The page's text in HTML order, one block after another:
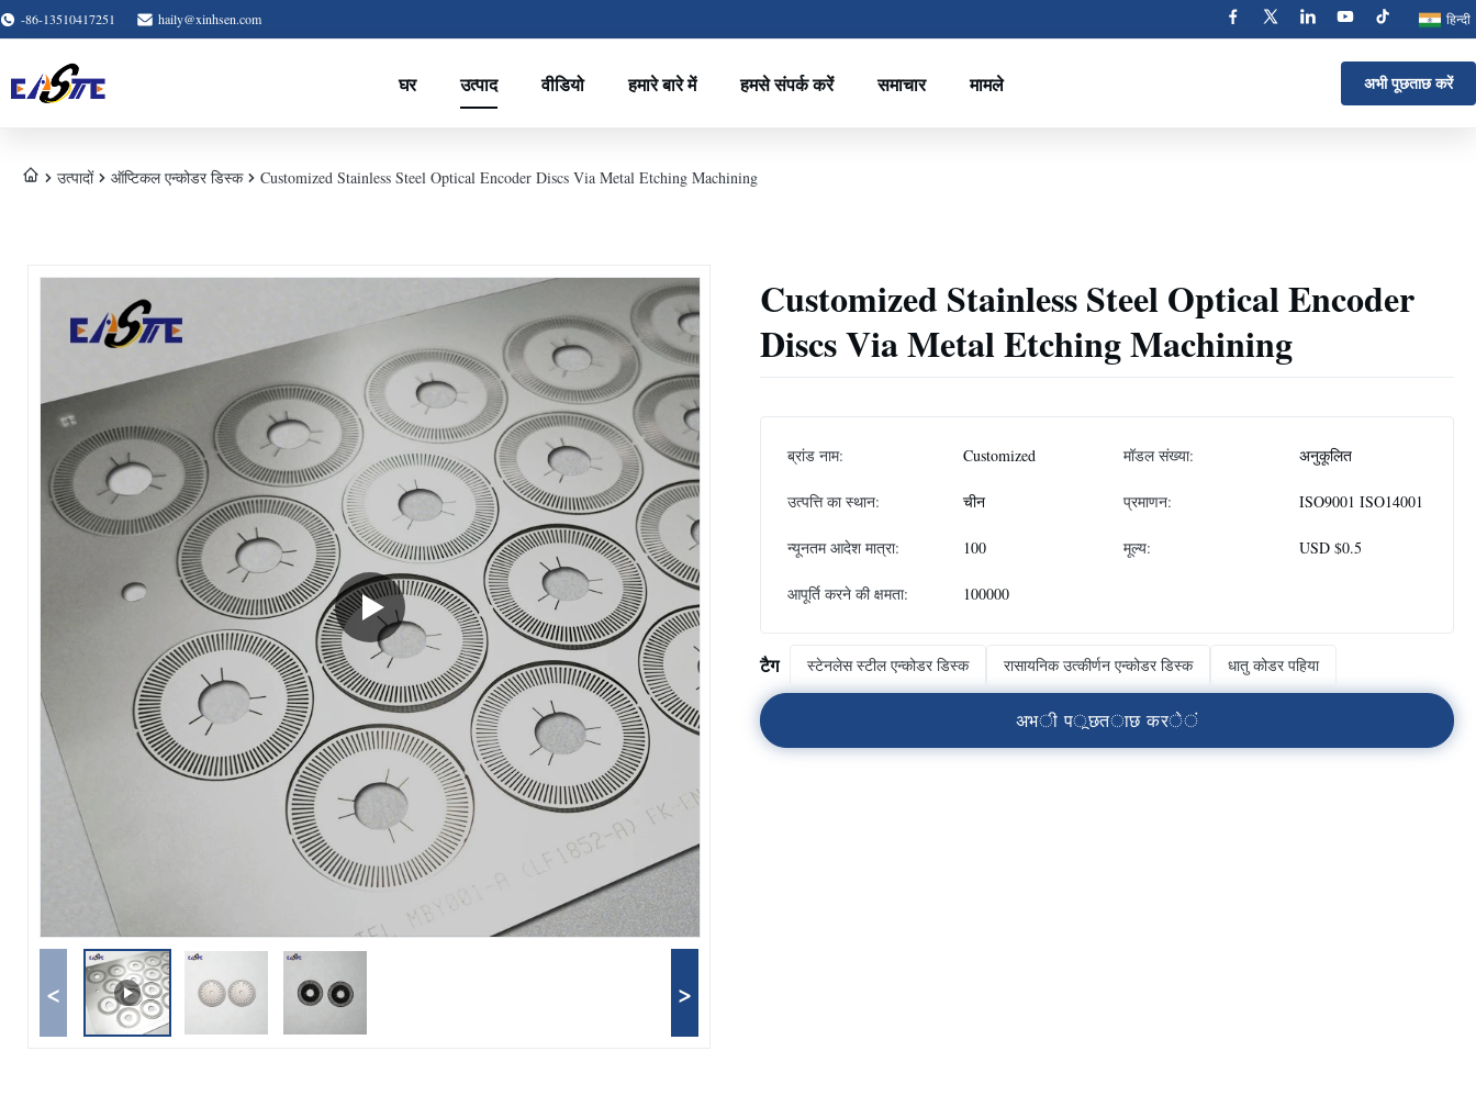
-86-13510417251 haily@xinhsen.com हिन्दी
घर उत्पाद वीडियो हमारे बारे में हमसे संपर्क करें समाचार मामले अभी पूछताछ करें
उत्पादों ऑप्टिकल एन्कोडर डिस्क Customized Stainless Steel Optical Encoder Discs Via Metal Etching Machining
< >
Customized Stainless Steel Optical Encoder
Discs Via Metal Etching Machining
ब्रांड नाम: Customized मॉडल संख्या: अनुकूलित
उत्पत्ति का स्थान: चीन प्रमाणन: ISO9001 ISO14001
न्यूनतम आदेश मात्रा: 100 मूल्य: USD $0.5
आपूर्ति करने की क्षमता: 100000
टैग स्टेनलेस स्टील एन्कोडर डिस्क रासायनिक उत्कीर्णन एन्कोडर डिस्क धातु कोडर पहिया
अभी पूछताछ करें